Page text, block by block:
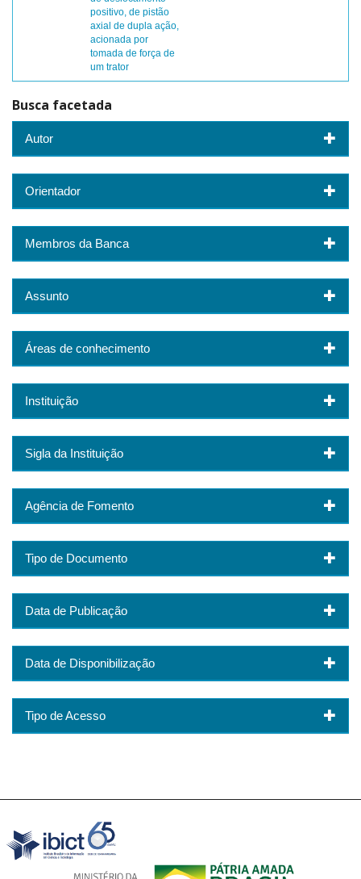
positivo, de pistão
axial de dupla ação,
acionada por
tomada de força de
um trator
Busca facetada
Autor
Orientador
Membros da Banca
Assunto
Áreas de conhecimento
Instituição
Sigla da Instituição
Agência de Fomento
Tipo de Documento
Data de Publicação
Data de Disponibilização
Tipo de Acesso